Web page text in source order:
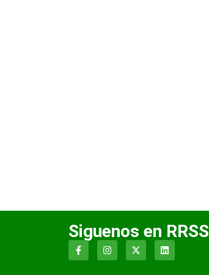
Siguenos en RRSS